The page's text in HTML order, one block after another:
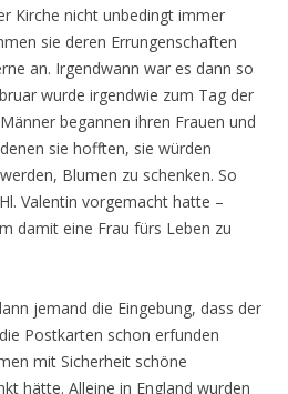
Kirche nicht unbedingt immer
sie deren Errungenschaften
an. Irgendwann war es dann so
wurde irgendwie zum Tag der
begannen ihren Frauen und
sie hofften, sie würden
Blumen zu schenken. So
Valentin vorgemacht hatte –
damit eine Frau fürs Leben zu
jemand die Eingebung, dass der
Postkarten schon erfunden
mit Sicherheit schöne
hätte. Alleine in England wurden